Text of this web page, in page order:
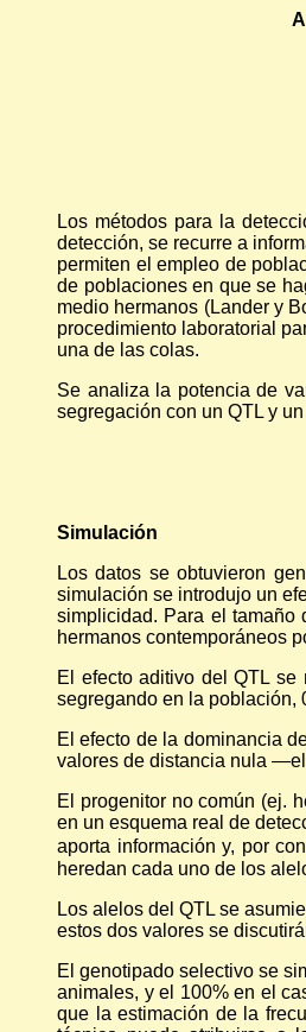
Los métodos para la
detección, se recurre a
permiten el empleo de
de poblaciones en que se
medio hermanos (Lander y
procedimiento laboratorial
una de las colas.
Se analiza la potencia de
segregación con un QTL y
Simulación
Los datos se obtuvieron
simulación se introdujo un
simplicidad. Para el tamaño
hermanos contemporáneos
El efecto aditivo del QTL
segregando en la población,
El efecto de la dominancia
valores de distancia nula
El progenitor no común (ej.
en un esquema real de
aporta información y, por
heredan cada uno de los
Los alelos del QTL se
estos dos valores se
El genotipado selectivo se
animales, y el 100% en el
que la estimación de la